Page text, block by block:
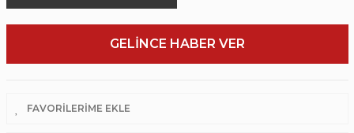
GELİNCE HABER VER